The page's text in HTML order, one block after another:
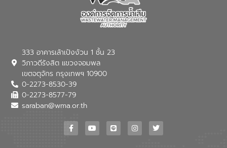
333 อาคารเล้าเป้งง้วน 1 ชั้น 23
วิภาวดีรังสิต แขวงจอมพล
เขตจตุจักร กรุงเทพฯ 10900
0-2273-8530-39
0-2273-8577-79
saraban@wma.or.th